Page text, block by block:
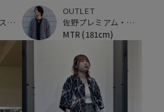
軽井沢・プリンスショッピングプラザ
OUTLET
佐野プレミアム・アウトレット
MTR (181cm)